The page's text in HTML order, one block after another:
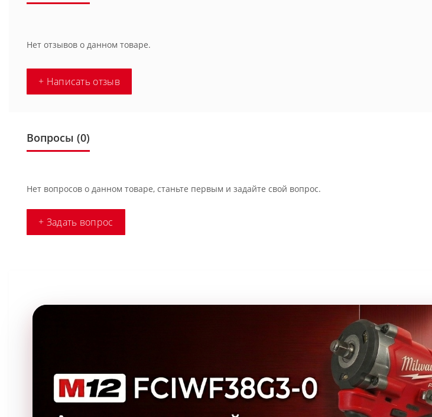
Нет отзывов о данном товаре.
+ Написать отзыв
Вопросы (0)
Нет вопросов о данном товаре, станьте первым и задайте свой вопрос.
+ Задать вопрос